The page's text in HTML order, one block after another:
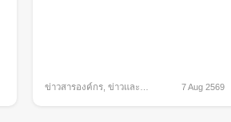
ข่าวสารองค์กร ข่าวและ
7 Aug 2569